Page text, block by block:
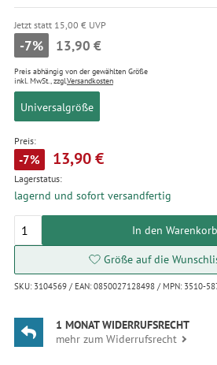
Jetzt statt 15,00 € UVP
-7% 13,90 €
Preis abhängig von der gewählten Größe
inkl. MwSt., zzgl.Versandkosten
Universalgröße
Preis:
-7% 13,90 €
Lagerstatus:
lagernd und sofort versandfertig
In den
Größe auf die
SKU: 3104569 / EAN: 0850027128498 / MPN: 3510-
1 MONAT WIDERRUFSRECHT
mehr zum Widerrufsrecht